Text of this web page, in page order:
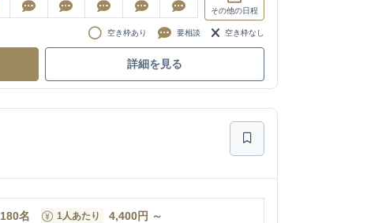
その他の日程
空き枠あり 要相談 空き枠なし
詳細を見る
180名 1人あたり 4,400円 ～